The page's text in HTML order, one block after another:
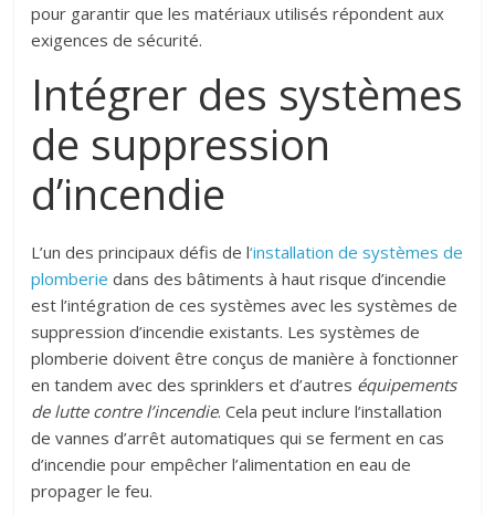
pour garantir que les matériaux utilisés répondent aux
exigences de sécurité.
Intégrer des systèmes
de suppression
d’incendie
L’un des principaux défis de l‘installation de systèmes de
plomberie dans des bâtiments à haut risque d’incendie
est l’intégration de ces systèmes avec les systèmes de
suppression d’incendie existants. Les systèmes de
plomberie doivent être conçus de manière à fonctionner
en tandem avec des sprinklers et d’autres équipements
de lutte contre l’incendie. Cela peut inclure l’installation
de vannes d’arrêt automatiques qui se ferment en cas
d’incendie pour empêcher l’alimentation en eau de
propager le feu.